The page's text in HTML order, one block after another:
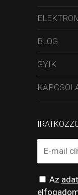
BLOG
GYIK
Az